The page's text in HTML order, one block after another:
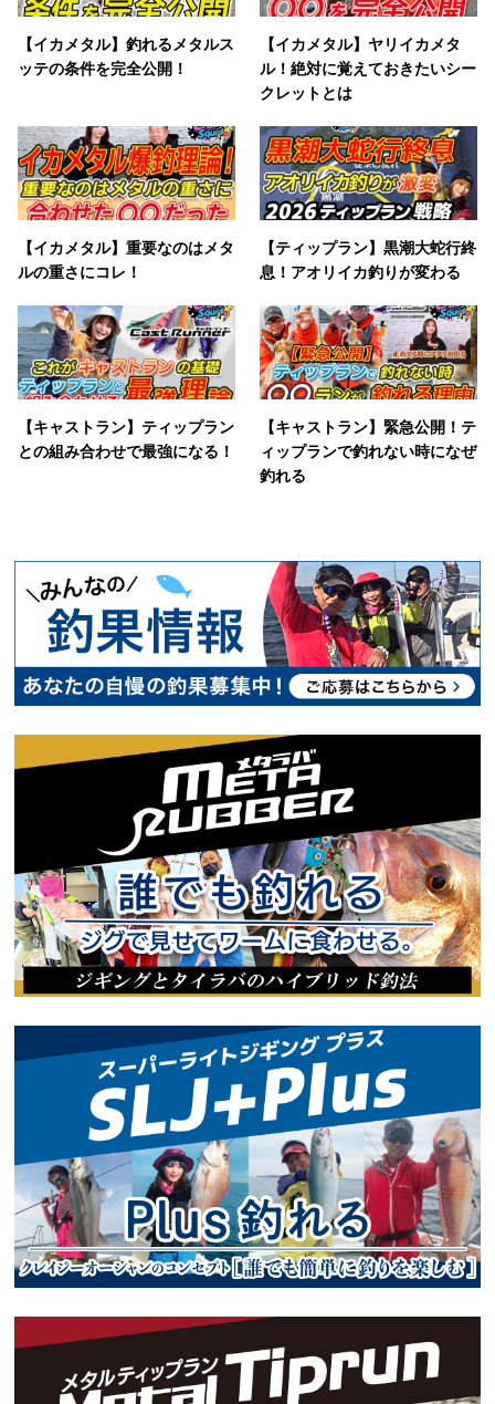
【イカメタル】釣れるメタルス
ッテの条件を完全公開！
【イカメタル】ヤリイカメタ
ル！絶対に覚えておきたいシー
クレットとは
【イカメタル】重要なのはメタ
ルの重さにコレ！
【ティップラン】黒潮大蛇行終
息！アオリイカ釣りが変わる
【キャストラン】ティップラン
との組み合わせで最強になる！
【キャストラン】緊急公開！テ
ィップランで釣れない時になぜ
釣れる